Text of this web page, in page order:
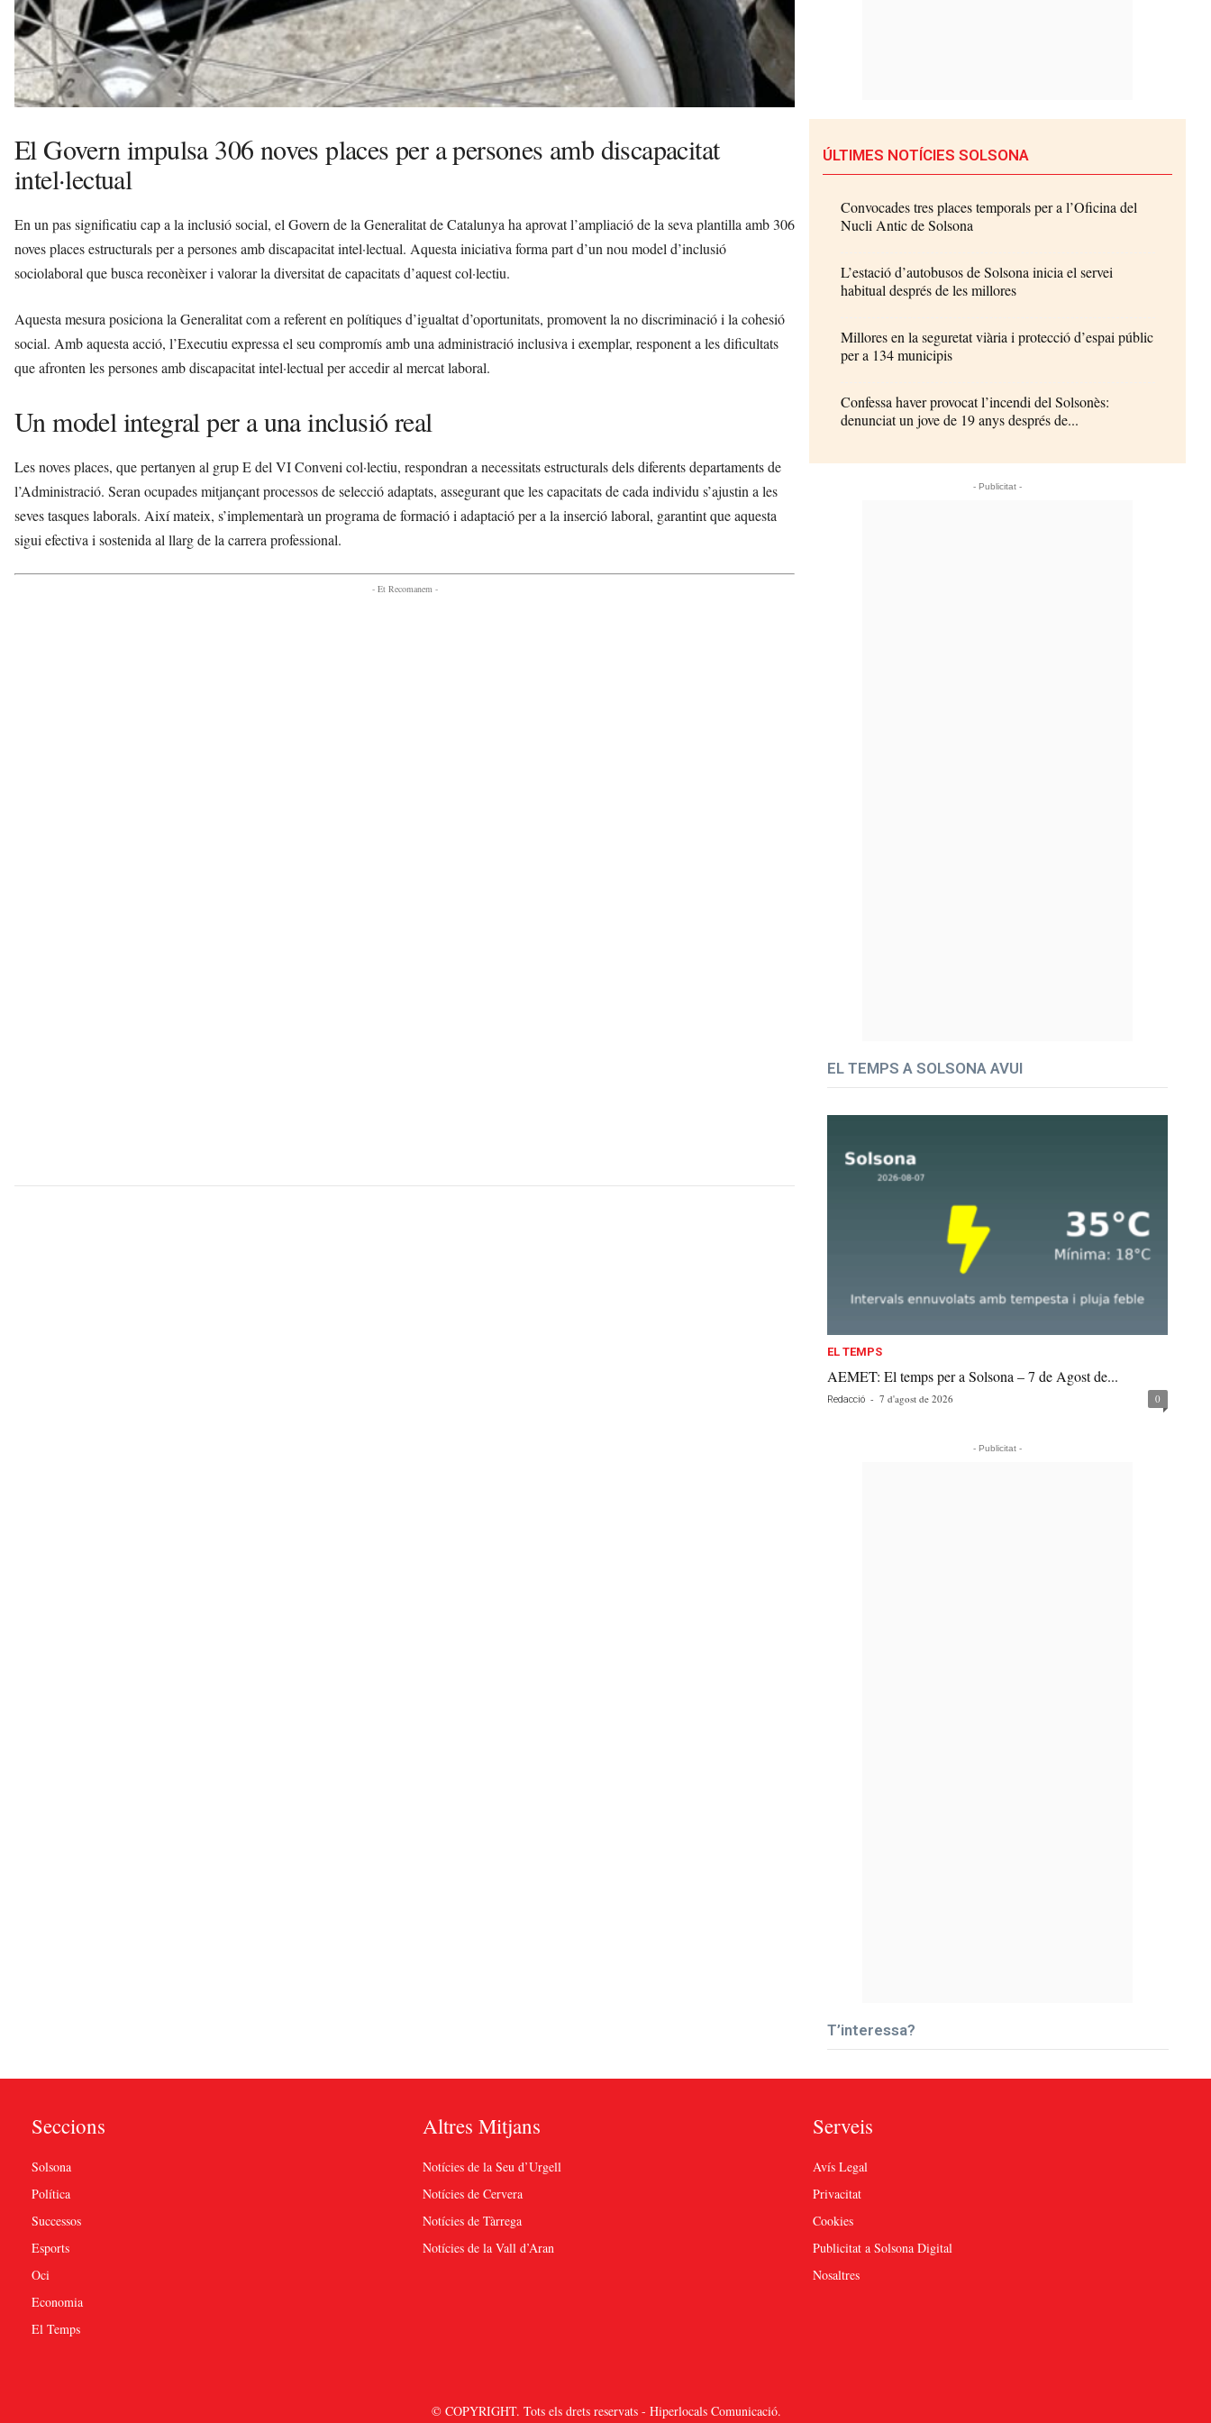
El Govern impulsa 306 noves places per a persones amb discapacitat
intel·lectual
En un pas significatiu cap a la inclusió social, el Govern de la Generalitat de Catalunya ha aprovat l’ampliació de la seva plantilla amb 306
noves places estructurals per a persones amb discapacitat intel·lectual. Aquesta iniciativa forma part d’un nou model d’inclusió
sociolaboral que busca reconèixer i valorar la diversitat de capacitats d’aquest col·lectiu.
Aquesta mesura posiciona la Generalitat com a referent en polítiques d’igualtat d’oportunitats, promovent la no discriminació i la cohesió
social. Amb aquesta acció, l’Executiu expressa el seu compromís amb una administració inclusiva i exemplar, responent a les dificultats
que afronten les persones amb discapacitat intel·lectual per accedir al mercat laboral.
Un model integral per a una inclusió real
Les noves places, que pertanyen al grup E del VI Conveni col·lectiu, respondran a necessitats estructurals dels diferents departaments de
l’Administració. Seran ocupades mitjançant processos de selecció adaptats, assegurant que les capacitats de cada individu s’ajustin a les
seves tasques laborals. Així mateix, s’implementarà un programa de formació i adaptació per a la inserció laboral, garantint que aquesta
sigui efectiva i sostenida al llarg de la carrera professional.
- Et Recomanem -
ÚLTIMES NOTÍCIES SOLSONA
Convocades tres places temporals per a l’Oficina del
Nucli Antic de Solsona
L’estació d’autobusos de Solsona inicia el servei
habitual després de les millores
Millores en la seguretat viària i protecció d’espai públic
per a 134 municipis
Confessa haver provocat l’incendi del Solsonès:
denunciat un jove de 19 anys després de...
- Publicitat -
EL TEMPS A SOLSONA AVUI
EL TEMPS
AEMET: El temps per a Solsona – 7 de Agost de...
Redacció - 7 d'agost de 2026 0
- Publicitat -
T’interessa?
Seccions
Solsona
Política
Successos
Esports
Oci
Economia
El Temps
Altres Mitjans
Notícies de la Seu d’Urgell
Notícies de Cervera
Notícies de Tàrrega
Notícies de la Vall d’Aran
Serveis
Avís Legal
Privacitat
Cookies
Publicitat a Solsona Digital
Nosaltres
© COPYRIGHT. Tots els drets reservats - Hiperlocals Comunicació.